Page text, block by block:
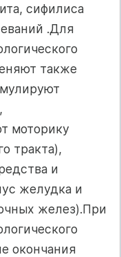
сифилиса
.Для
также
моторику
тракта),
и
желудка и
желез).При
окончания